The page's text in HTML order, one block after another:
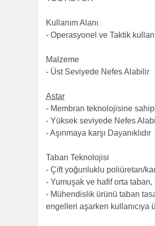
Kullanım Alanı
- Operasyonel ve Taktik
Malzeme
- Üst Seviyede Nefes Alabilir
Astar
- Membran teknolojisine
- Yüksek seviyede Nefes
- Aşınmaya karşı Dayanıklıdır
Taban Teknolojisi
- Çift yoğunluklu poliüretan/
- Yumuşak ve hafif orta
- Mühendislik ürünü taban
engelleri aşarken